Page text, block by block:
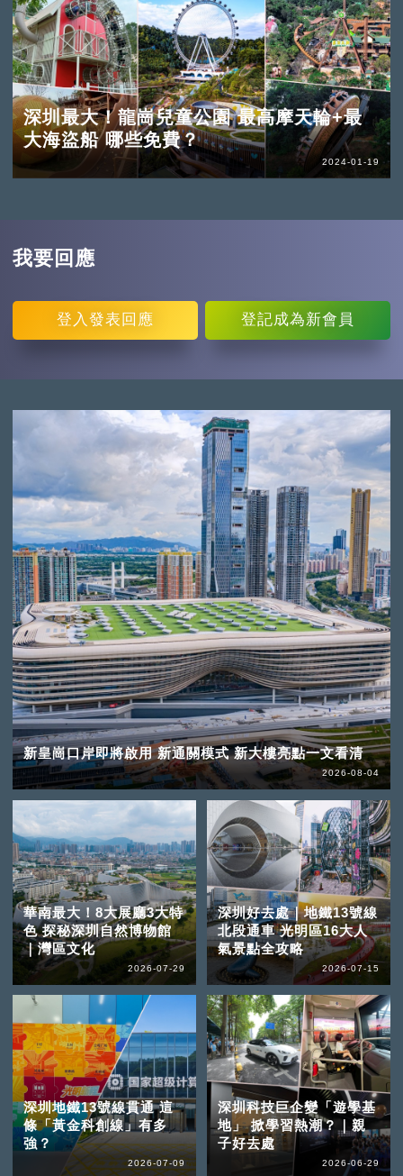
深圳最大！龍崗兒童公園 最高摩天輪+最
大海盜船 哪些免費？
2024-01-19
我要回應
登入 發表回應 登記成為新會員
新皇崗口岸即將啟用 新通關模式 新大樓亮點一文看清
2026-08-04
華南最大！8大展廳3大特
色 探秘深圳自然博物館
｜灣區文化
2026-07-29
深圳好去處｜地鐵13號線
北段通車 光明區16大人
氣景點全攻略
2026-07-15
深圳地鐵13號線貫通 這
條「黃金科創線」有多
強？
2026-07-09
深圳科技巨企變「遊學基
地」 掀學習熱潮？｜親
子好去處
2026-06-29